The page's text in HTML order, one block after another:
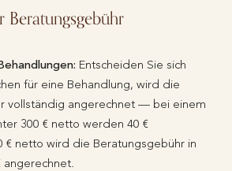
Beratungsgebühr
Entscheiden Sie sich
für eine Behandlung, wird die
vollständig angerechnet — bei einem
300 € netto werden 40 €
€ netto wird die Beratungsgebühr in
angerechnet.